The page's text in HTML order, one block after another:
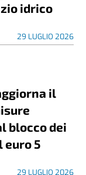
idrico
29 LUGLIO 2026
il
blocco dei
euro 5
29 LUGLIO 2026